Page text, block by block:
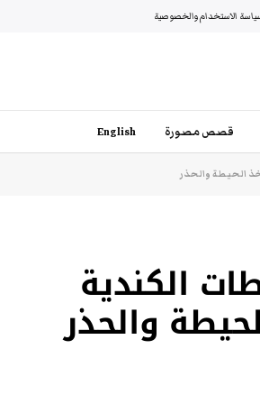
الاستخدام والخصوصية
قصص مصورة English
الحيطة والحذر
الكندية
والحذر